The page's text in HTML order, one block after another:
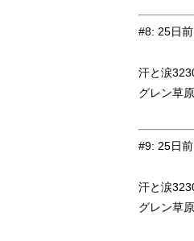
#8: 25日前
汗と涙
グレン草
#9: 25日前
汗と涙
グレン草